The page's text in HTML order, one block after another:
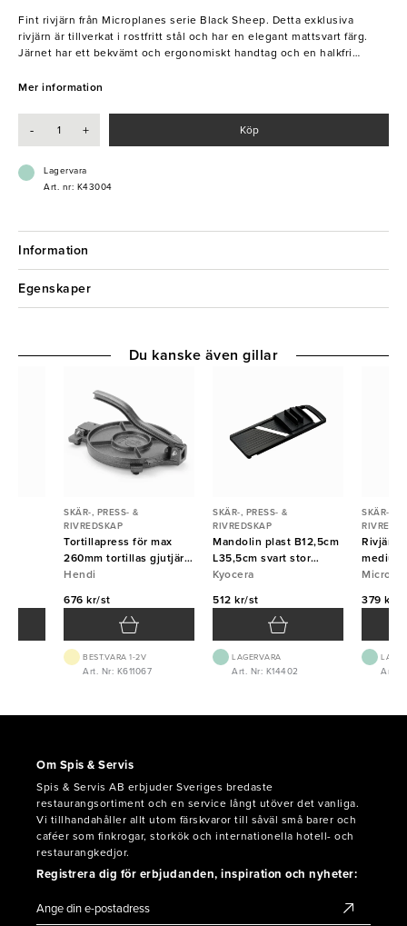
Fint rivjärn från Microplanes serie Black Sheep. Detta exklusiva
rivjärn är tillverkat i rostfritt stål och har en elegant mattsvart färg.
Järnet har ett bekvämt och ergonomiskt handtag och en halkfri
vassa vilket förenklar användningen och ger ett perfekt finrivet
- Bekvämt handtag
- Elegant design
Mer information
- + Köp
Lagervara
Art. nr: K43004
Information
Egenskaper
SKÄR-, PRESS- &
RIVREDSKAP
Tortillapress för max
260mm tortillas gjutjärn
Hendi
Hendi
676 kr/st
BEST.VARA 1-2V
Art. Nr: K611067
SKÄR-, PRESS- &
RIVREDSKAP
Mandolin plast B12,5cm
L35,5cm svart stor
Kyocera
Kyocera
512 kr/st
LAGERVARA
Art. Nr: K14402
SKÄR-,
Rivjärn
medium
379 kr/
Art.
Du kanske även gillar
Om Spis & Servis
Spis & Servis AB erbjuder Sveriges bredaste
restaurangsortiment och en service långt utöver det vanliga.
Vi tillhandahåller allt utom färskvaror till såväl små barer och
caféer som finkrogar, storkök och internationella hotell- och
restaurangkedjor.
Registrera dig för erbjudanden, inspiration och nyheter: